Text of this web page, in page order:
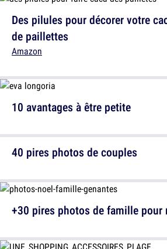
Des pilules pour décorer votre
de paillettes
Amazon
40 pires photos de couples
10 avantages à être petite
+30 pires photos de famille pour